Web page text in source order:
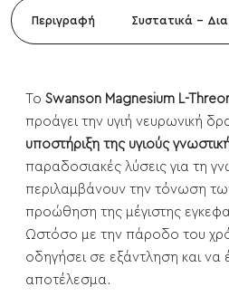
Περιγραφή Συστατικά -
Το Swanson Magnesium L-
προάγει την υγιή νευρωνική
υποστήριξη της υγιούς
παραδοσιακές λύσεις για τη
περιλαμβάνουν την τόνωση
προώθηση της μέγιστης
Ωστόσο με την πάροδο του
οδηγήσει σε εξάντληση και να
αποτέλεσμα.